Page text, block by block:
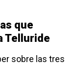
que
Telluride
sobre las tres